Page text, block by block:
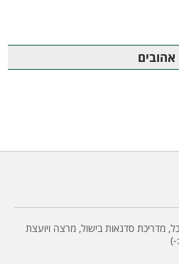
אהובים
מדריכת סדנאות בישול, מרצה ויועצת
)